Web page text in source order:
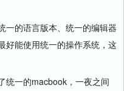
的语言版本、统一的编辑器
好能使用统一的操作系统，这
一的macbook，一夜之间